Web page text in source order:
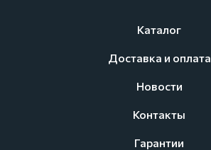
Каталог
Доставка и оплата
Новости
Контакты
Гарантии